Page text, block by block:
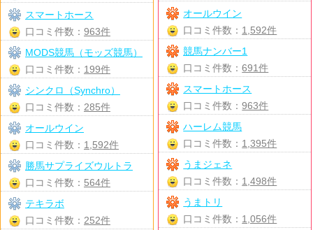
オールウイン
口コミ件数： 1,592件
競馬ナンバー1
口コミ件数：691件
スマートホース
口コミ件数：963件
ハーレム競馬
口コミ件数： 1,395件
うまジェネ
口コミ件数： 1,498件
うまトリ
口コミ件数： 1,056件
スマートホース
口コミ件数： 963件
MODS競馬（モッズ競馬）
口コミ件数： 199件
シンクロ（Synchro）
口コミ件数： 285件
オールウイン
口コミ件数： 1,592件
勝馬サプライズウルトラ
口コミ件数： 564件
テキラボ
口コミ件数： 252件